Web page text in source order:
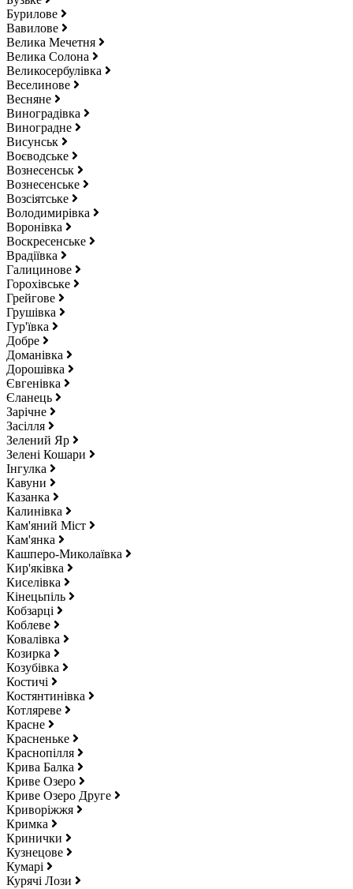
Бурилове
Вавилове
Велика Мечетня
Велика Солона
Великосербулівка
Веселинове
Весняне
Виноградівка
Виноградне
Висунськ
Воєводське
Вознесенськ
Вознесенське
Возсіятське
Володимирівка
Воронівка
Воскресенське
Врадіївка
Галицинове
Горохівське
Грейгове
Грушівка
Гур'ївка
Добре
Доманівка
Дорошівка
Євгенівка
Єланець
Зарічне
Засілля
Зелений Яр
Зелені Кошари
Інгулка
Кавуни
Казанка
Калинівка
Кам'яний Міст
Кам'янка
Кашперо-Миколаївка
Кир'яківка
Киселівка
Кінецьпіль
Кобзарці
Коблеве
Ковалівка
Козирка
Козубівка
Костичі
Костянтинівка
Котляреве
Красне
Красненьке
Краснопілля
Крива Балка
Криве Озеро
Криве Озеро Друге
Криворіжжя
Кримка
Кринички
Кузнецове
Кумарі
Курячі Лози